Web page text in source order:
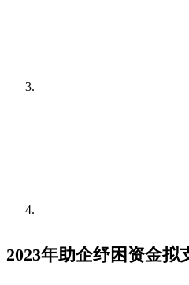
2023年助企纾困资金拟